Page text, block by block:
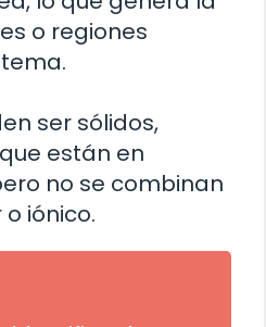
o regiones
ser sólidos,
están en
no se combinan
iónico.